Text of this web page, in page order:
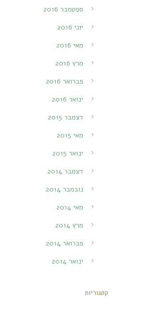
ספטמבר 2016
יוני 2016
מאי 2016
מרץ 2016
פברואר 2016
ינואר 2016
דצמבר 2015
מאי 2015
ינואר 2015
דצמבר 2014
נובמבר 2014
מאי 2014
מרץ 2014
פברואר 2014
ינואר 2014
קטגוריות